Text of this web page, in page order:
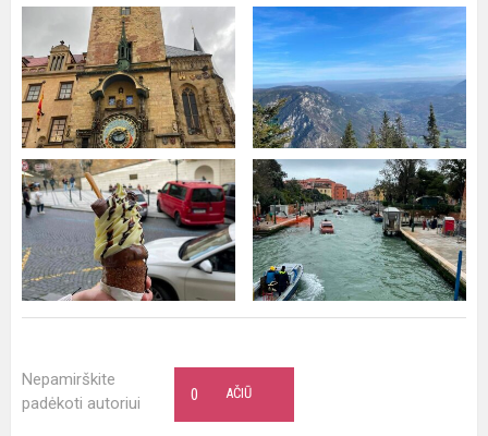
Nepamirškite
padėkoti autoriui
AČIŪ
0